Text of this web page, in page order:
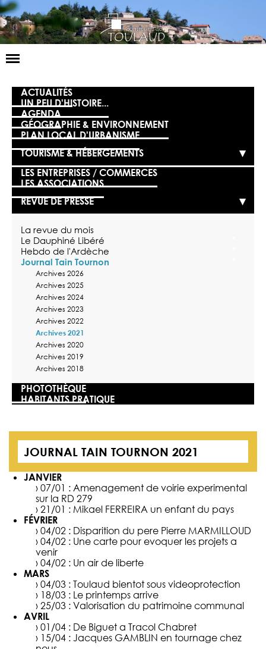
Basculer
LA MAIRIE
NOS SERVICES
LA VIE LOCALE
VOS DÉMARCHES
CONTACT
ACTUALITÉS
UN PEU D'HISTOIRE...
AGENDA
GÉOGRAPHIE & ENVIRONNEMENT
PLAN LOCAL D'URBANISME
TOURISME & HÉBERGEMENTS
LES ENTREPRISES / COMMERCES
LES ASSOCIATIONS
REVUE DE PRESSE
La revue du mois
Le Dauphiné Libéré
Hebdo de l'Ardèche
Journal Tain Tournon
Archives 2026
Archives 2025
Archives 2024
Archives 2023
Archives 2022
Archives 2021
Archives 2020
Archives 2019
Archives 2018
PHOTOTHÈQUE
HABITANTS PRATIQUE
JOURNAL TAIN TOURNON 2021
JANVIER
› 07/01 : Amenagement de voirie experimental
sur la RD 279
› 21/01 : Mikael FERREIRA un enfant du pays
FÉVRIER
› 04/02 : Disparition du pere Pierre MARMILLOUD
› 04/02 : Une carte pour evoquer les projets a
venir
› 04/02 : Un air de liberte
MARS
› 04/03 : Toulaud bientot sous videoprotection
› 18/03 : Le printemps arrive
› 25/03 : Valorisation du patrimoine communal
AVRIL
› 01/04 : De Biguet a Tracol Chabret
› 15/04 : Jacques GAMBLIN en tournage chez